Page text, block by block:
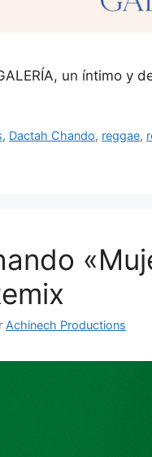
un íntimo y
, Dactah Chando, reggae,
Achinech Productions